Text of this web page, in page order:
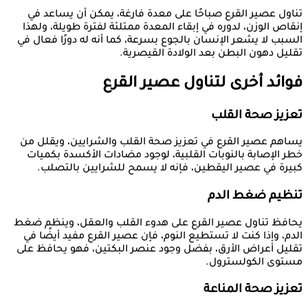
تناول عصير القرع صباحًا على معدة فارغة، يمكن أن يساعد في
إنقاص الوزن، لدوره في إبقاء المعدة ممتلئة لفترة طويلة، ولهذا
السبب لا يشعر الإنسان بالجوع بسرعة، كما أنه له دورًا فعال في
تقليل دهون البطن بعد الولادة القيصرية.
فوائد أخرى لتناول عصير القرع
تعزيز صحة القلب
يساهم عصير القرع في تعزيز صحة القلب والشرايين، ويقلل من
خطر الإصابة بالنوبات القلبية، لوجود مضادات الأكسدة بكميات
كبيرة في عصير اليقطين، فإنه لا يسمح للشرايين بالتصلب.
تنظيم ضغط الدم
يحافظ تناول عصير القرع على هدوء القلب والعقل، وينظم ضغط
الدم، وإذا كنت لا تستطيع النوم، فإن عصير القرع مفيد أيضًا في
تقليل أعراض الأرق، بفضل وجود عنصر البكتين، فهو يحافظ على
مستوى الكولسترول.
تعزيز صحة المناعة